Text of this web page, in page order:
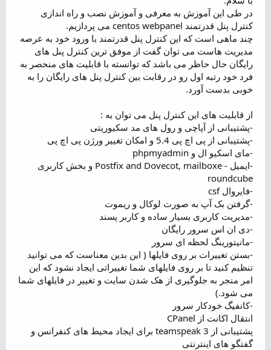
ض
و
ع
در طی این آموزش به معرفی و آموزش نصب و راه اندازی
کنترل پنل قدرتمند centos webpanel می پردازیم.
چند ماهی است که این کنترل پنل قدرتمند با ورود خود به عرصه
مدیریت هاست می توان گفت از موفق ترین کنترل پنل های
رایگان حال حاظر می باشد که توانسته با قابلیت های منحصر به
فرد خود رتبه اول رو در رقابت بین کنترل پنل های رایگان را به
خوبی بدست آورد.
از قابلیت های این کنترل پنل می توان به :
-پشتیبانی از آپاچی و رول های مد سکیوریتی
-پشتیبانی از پی اچ پی 5.4 و امکان تغییر ورژن پی اچ پی
-مای اسکیو ال و phpmyadmin
-ایمیل - Postfix and Dovecot, mailboxe و بخش کاربری
roundcube
-فایروال csf
-گرفتن بک آپ به صورت لوکال و ریموت
-مدیریت کاربری بسیار ساده و کاربر پسند
-دی ان اس سرور رایگان
-مانیتورینگ لحظه ای سرور
-بستن تغییرات بر روی فایلها ( این بدین معناست که می توانید
تنظیم کنید تا بر روی فایلهای شما تغییراتی ایجاد نشود که این
امر منجر به جلوگیری از هک شدن سایت و تغییر در فایلهای شما
می شود.)
-کانفیگ خودکار سرور
انتقال اکانت از CPanel
پشتیبانی از teamspeak 3 برای ایجاد محیط های کنفرانس و
گفتگو های اینترنتی